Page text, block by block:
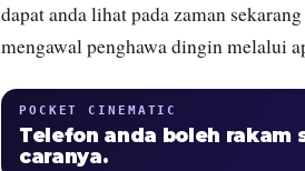
dapat anda lihat pada zaman
mengawal penghawa dingin melalui
POCKET CINEMATIC
Telefon anda boleh
caranya.